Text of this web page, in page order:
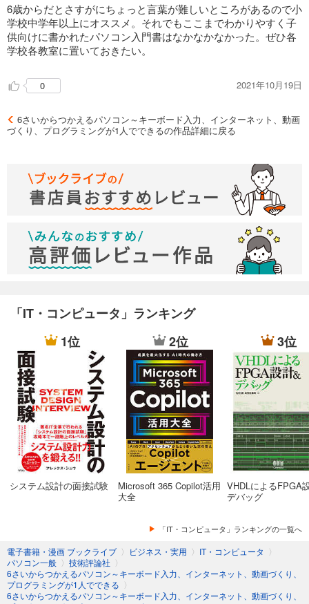
6歳からだとさすがにちょっと言葉が難しいところがあるので小
学校中学年以上にオススメ。それでもここまでわかりやすく子
供向けに書かれたパソコン入門書はなかなかなかった。ぜひ各
学校各教室に置いておきたい。
0 2021年10月19日
6さいからつかえるパソコン～キーボード入力、インターネット、動画
づくり、プログラミングが1人でできるの作品詳細に戻る
「IT・コンピュータ」ランキング
1位
システム設計の面接試験
2位
Microsoft 365 Copilot活用
大全
3位
VHDLによるFPGA
デバッグ
「IT・コンピュータ」ランキングの一覧へ
電子書籍・漫画 ブックライブ 〉 ビジネス・実用 〉 IT・コンピュータ 〉
パソコン一般 〉 技術評論社 〉
6さいからつかえるパソコン～キーボード入力、インターネット、動画づくり、
プログラミングが1人でできる 〉
6さいからつかえるパソコン～キーボード入力、インターネット、動画づくり、